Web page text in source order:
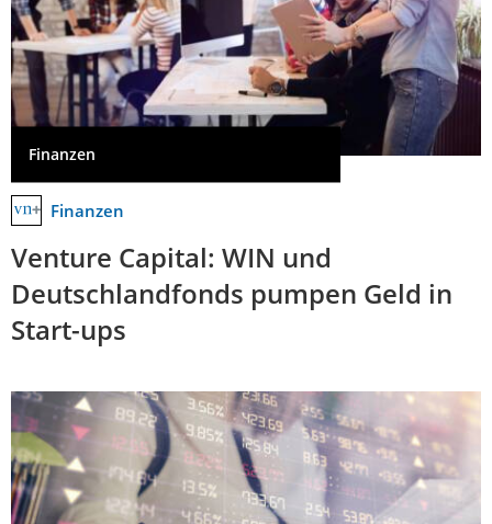
Finanzen
Finanzen
Venture Capital: WIN und
Deutschlandfonds pumpen Geld in
Start-ups